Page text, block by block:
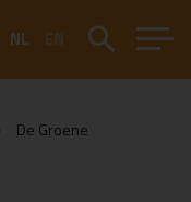
NL EN
De Groene